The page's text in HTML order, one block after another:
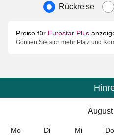
Art der Reise
Rückreise
Preise für Eurostar Plus
Gönnen Sie sich mehr Platz und
Mo Di Mi Do